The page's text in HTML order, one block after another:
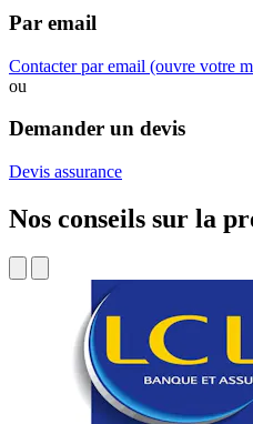
Par email
Contacter par email (ouvre votre
ou
Demander un devis
Devis assurance
Nos conseils sur la